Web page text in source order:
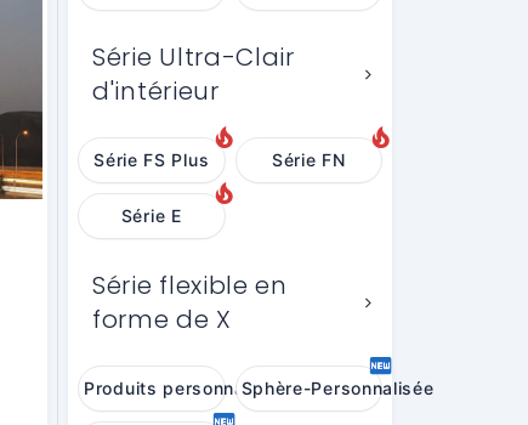
Série Ultra-Clair
d'intérieur
Série FS Plus Série FN
Série E
Série flexible en
forme de X
Produits personnalisésSphère-Personnalisée